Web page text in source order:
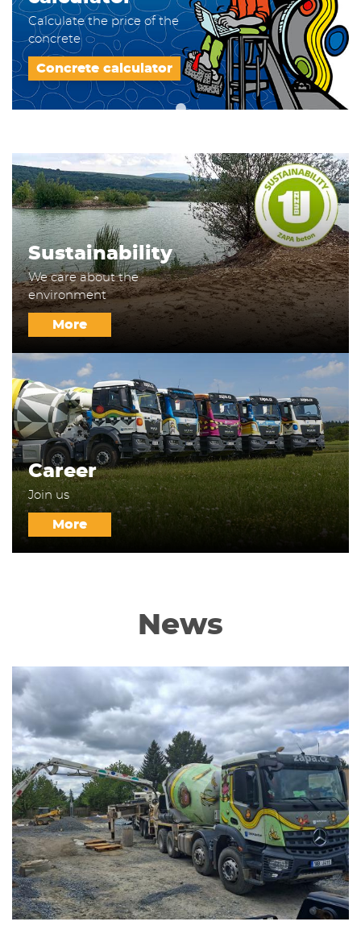
Calculate the price of the
concrete
Concrete calculator
Sustainability
We care about the
environment
More
Career
Join us
More
News